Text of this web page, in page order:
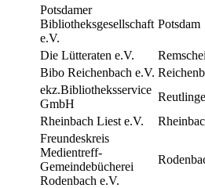
Potsdamer
Bibliotheksgesellschaft
e.V.
Potsdam
Die Lütteraten e.V.
Bibo Reichenbach e.V.
ekz.Bibliotheksservice
GmbH
Rheinbach Liest e.V.
Freundeskreis
Medientreff-
Gemeindebücherei
Rodenbach e.V.